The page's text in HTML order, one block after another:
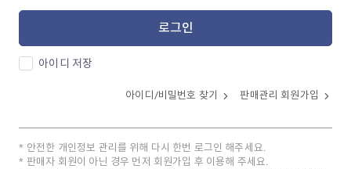
로그인
아이디 저장
아이디/비밀번호 찾기 판매관리 회원가입
안전한 개인정보 관리를 위해 다시 한번 로그인 해주세요.
판매자 회원이 아닌 경우 먼저 회원가입 후 이용해 주세요.